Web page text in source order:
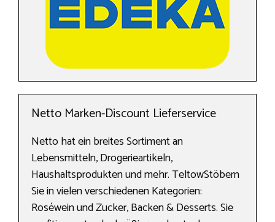
Netto Marken-Discount Lieferservice
Netto hat ein breites Sortiment an
Lebensmitteln, Drogerieartikeln,
Haushaltsprodukten und mehr. TeltowStöbern
Sie in vielen verschiedenen Kategorien:
Roséwein und Zucker, Backen & Desserts. Sie